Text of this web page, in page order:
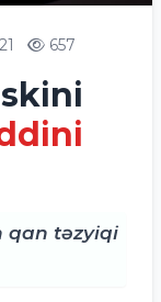
657
qan təzyiqi